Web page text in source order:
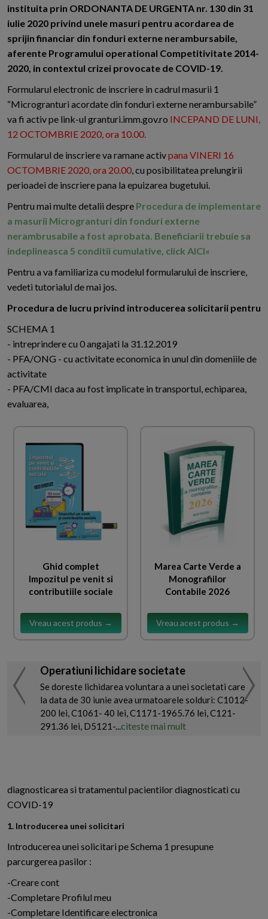
instituita prin ORDONANTA DE URGENTA nr. 130 din 31
iulie 2020 privind unele masuri pentru acordarea de
sprijin financiar din fonduri externe nerambursabile,
aferente Programului operational Competitivitate 2014-
2020, in contextul crizei provocate de COVID-19.
Formularul electronic de inscriere in cadrul masurii 1
“Microgranturi acordate din fonduri externe nerambursabile”
va fi activ pe link-ul granturi.imm.gov.ro INCEPAND DE LUNI,
12 OCTOMBRIE 2020, ora 10.00.
Formularul de inscriere va ramane activpana VINERI 16
OCTOMBRIE 2020, ora 20.00, cu posibilitatea prelungirii
perioadei de inscriere pana la epuizarea bugetului.
Pentru mai multe detalii despre Procedura de implementare
a masurii Microgranturi din fonduri externe
nerambrusabile a fost aprobata. Beneficiarii trebuie sa
indeplineasca 5 conditii cumulative, click AICI«
Pentru a va familiariza cu modelul formularului de inscriere,
vedeti tutorialul de mai jos.
Procedura de lucru privind introducerea solicitarii pentru
SCHEMA 1
- intreprindere cu 0 angajati la 31.12.2019
- PFA/ONG - cu activitate economica in unul din domeniile de
activitate
- PFA/CMI daca au fost implicate in transportul, echiparea,
evaluarea,
Ghid complet
Impozitul pe venit si
contributiile sociale
Vreau acest produs →
Marea Carte Verde a
Monografiilor
Contabile 2026
Vreau acest produs →
Operatiuni lichidare societate
Se doreste lichidarea voluntara a unei societati care
la data de 30 iunie avea urmatoarele solduri: C1012-
200 lei, C1061- 40 lei, C1171-1965.76 lei, C121-
291.36 lei, D5121-...citeste mai mult
diagnosticarea si tratamentul pacientilor diagnosticati cu
COVID-19
1. Introducerea unei solicitari
Introducerea unei solicitari pe Schema 1 presupune
parcurgerea pasilor :
-Creare cont
-Completare Profilul meu
-Completare Identificare electronica